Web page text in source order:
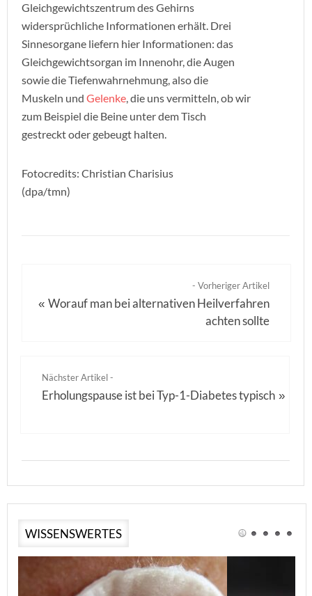
Gleichgewichtszentrum des Gehirns
widersprüchliche Informationen erhält. Drei
Sinnesorgane liefern hier Informationen: das
Gleichgewichtsorgan im Innenohr, die Augen
sowie die Tiefenwahrnehmung, also die
Muskeln und Gelenke, die uns vermitteln, ob wir
zum Beispiel die Beine unter dem Tisch
gestreckt oder gebeugt halten.
Fotocredits: Christian Charisius
(dpa/tmn)
- Vorheriger Artikel
«Worauf man bei alternativen Heilverfahren
achten sollte
Nächster Artikel -
Erholungspause ist bei Typ-1-Diabetes typisch »
WISSENSWERTES